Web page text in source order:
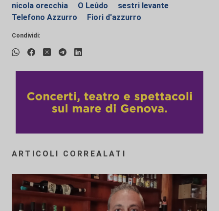
nicola orecchia O Leûdo
sestri levante
Telefono Azzurro
Fiori d'azzurro
Condividi:
ARTICOLI CORREALATI